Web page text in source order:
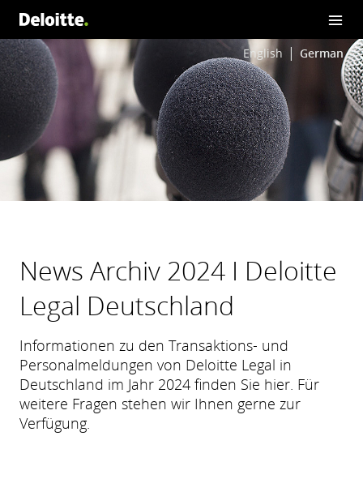
English German
News Archiv 2024 I Deloitte
Legal Deutschland
Informationen zu den Transaktions- und
Personalmeldungen von Deloitte Legal in
Deutschland im Jahr 2024 finden Sie hier. Für
weitere Fragen stehen wir Ihnen gerne zur
Verfügung.